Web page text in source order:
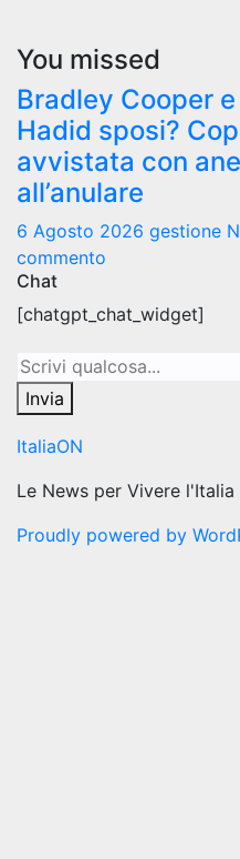
You missed
Bradley Cooper
Hadid sposi?
avvistata con
all’anulare
6 Agosto 2026 gestione
commento
Chat
[chatgpt_chat_widget]
Invia
ItaliaON
Le News per Vivere
Proudly powered by